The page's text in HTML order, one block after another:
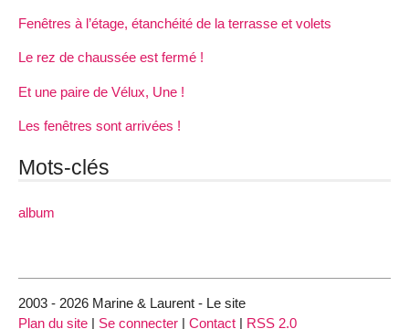
Fenêtres à l’étage, étanchéité de la terrasse et volets
Le rez de chaussée est fermé !
Et une paire de Vélux, Une !
Les fenêtres sont arrivées !
Mots-clés
album
2003 - 2026 Marine & Laurent - Le site
Plan du site | Se connecter | Contact | RSS 2.0